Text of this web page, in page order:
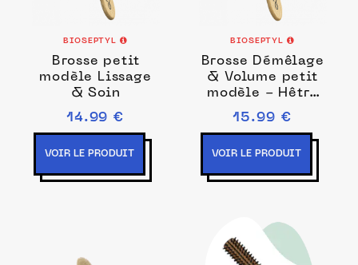
BIOSEPTYL
Brosse petit
modèle Lissage
& Soin
14.99 €
VOIR LE PRODUIT
BIOSEPTYL
Brosse Démêlage
& Volume petit
modèle - Hêtre
rouge et
caoutchouc nat
15.99 €
VOIR LE PRODUIT